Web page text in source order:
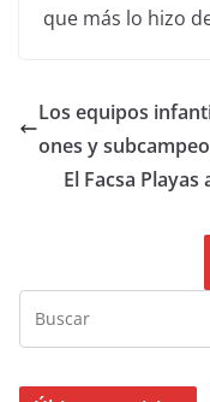
que más lo hizo
Los equipos
ones y
El Facsa